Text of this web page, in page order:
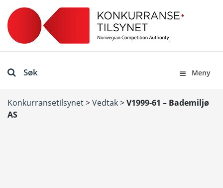
Søk Meny
Konkurransetilsynet>Vedtak>V1999-61 – Bademiljø
AS